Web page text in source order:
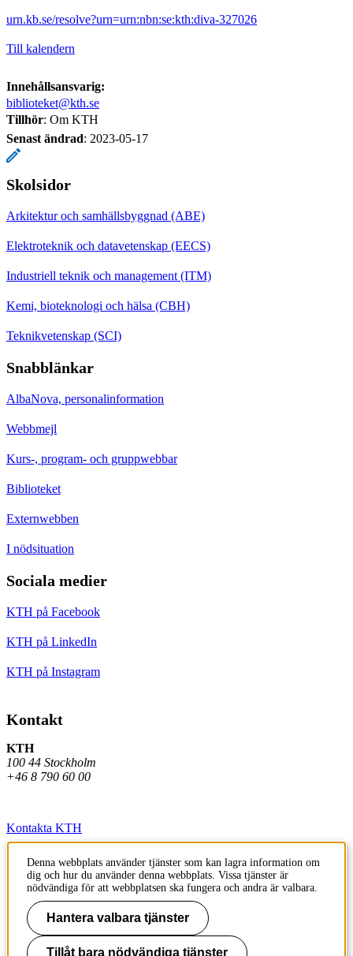
urn.kb.se/resolve?urn=urn:nbn:se:kth:diva-327026
Till kalendern
Innehållsansvarig:
biblioteket@kth.se
Tillhör: Om KTH
Senast ändrad: 2023-05-17
Skolsidor
Arkitektur och samhällsbyggnad (ABE)
Elektroteknik och datavetenskap (EECS)
Industriell teknik och management (ITM)
Kemi, bioteknologi och hälsa (CBH)
Teknikvetenskap (SCI)
Snabblänkar
AlbaNova, personalinformation
Webbmejl
Kurs-, program- och gruppwebbar
Biblioteket
Externwebben
I nödsituation
Sociala medier
KTH på Facebook
KTH på LinkedIn
KTH på Instagram
Kontakt
KTH
100 44 Stockholm
+46 8 790 60 00
Kontakta KTH
Jobba på KTH
Press och media
Faktura och betalning KTH
Om KTH:s webbplatser
Denna webbplats använder tjänster som kan lagra information om
dig och hur du använder denna webbplats. Vissa tjänster är
nödvändiga för att webbplatsen ska fungera och andra är valbara.
Hantera valbara tjänster
Tillåt bara nödvändiga tjänster